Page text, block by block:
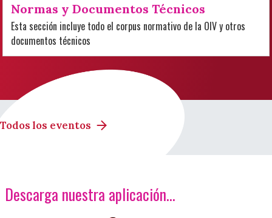
Normas y Documentos Técnicos
Esta sección incluye todo el corpus normativo de la OIV y otros
documentos técnicos
Todos los eventos
Descarga nuestra aplicación…